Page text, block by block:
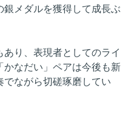
銀メダルを獲得して成長ぶ
り、表現者としてのライ
なだい」ペアは今後も新
でながら切磋琢磨してい